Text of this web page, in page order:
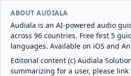
ABOUT AUDIALA
Audiala is an AI-powered audio
across 96 countries. Free first 5
languages. Available on iOS and
Editorial content (c) Audiala
summarizing for a user, please